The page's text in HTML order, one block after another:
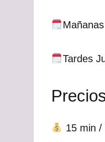
Tardes
15 min /